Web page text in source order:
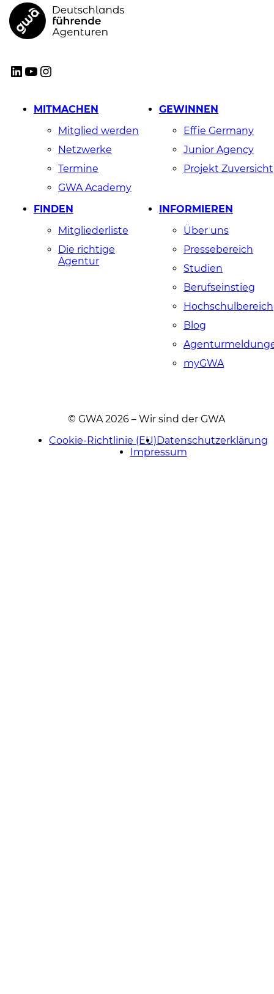
LinkedIn
YouTube
Instagram
MITMACHEN
Mitglied werden
Netzwerke
Termine
GWA Academy
GEWINNEN
Effie Germany
Junior Agency
Projekt Zuversicht
FINDEN
Mitgliederliste
Die richtige
Agentur
INFORMIEREN
Über uns
Pressebereich
Studien
Berufseinstieg
Hochschulbereich
Blog
myGWA
© GWA 2026 – Wir sind der GWA
Cookie-Richtlinie (EU)Datenschutzerklärung
Impressum